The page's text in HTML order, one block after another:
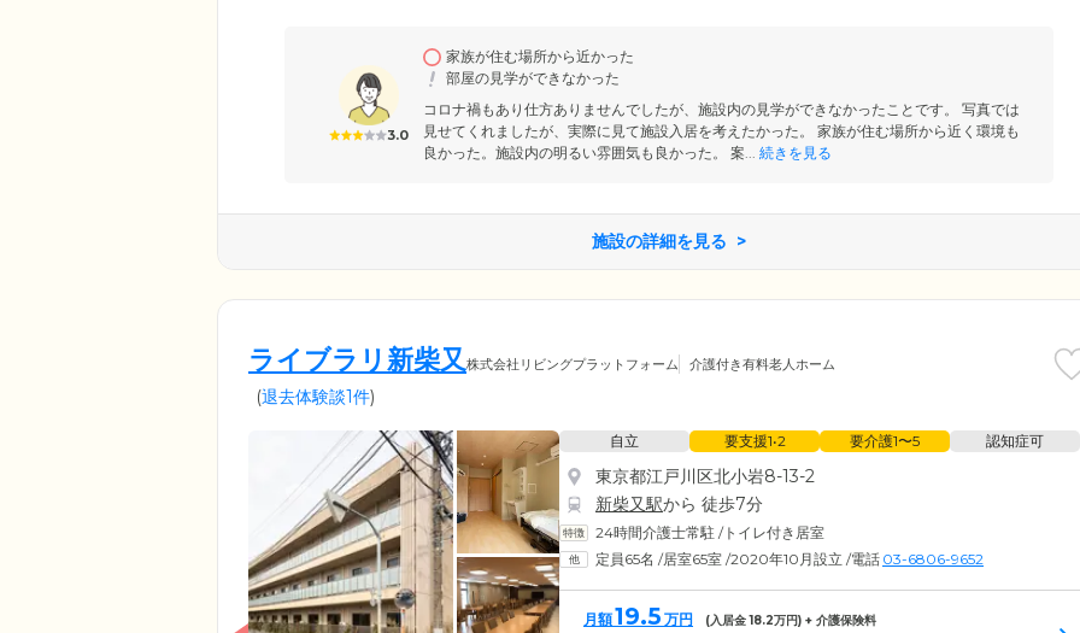
らんでおり、ご希望に応じてスタッフが付き添いいたしますので、ぜひお気軽にお申し付けくださ
3.0
家族が住む場所から近かった
部屋の見学ができなかった
コロナ禍もあり仕方ありませんでしたが、施設内の見学ができなかったことです。 写真では
見せてくれましたが、実際に見て施設入居を考えたかった。 家族が住む場所から近く環境も
良かった。施設内の明るい雰囲気も良かった。 案...
続きを見る
施設の詳細を見る
ライブラリ新柴又株式会社リビングプラットフォーム 介護付き有料老人ホーム
(退去体験談1件)
自立 要支援1•2 要介護1〜5 認知症可
東京都江戸川区北小岩8-13-2
新柴又駅から 徒歩7分
24時間介護士常駐 /トイレ付き居室
定員65名 /居室65室 /2020年10月設立 /電話 03-6806-9652
月額19.5 万円 (入居金18.2万円) + 介護保険料